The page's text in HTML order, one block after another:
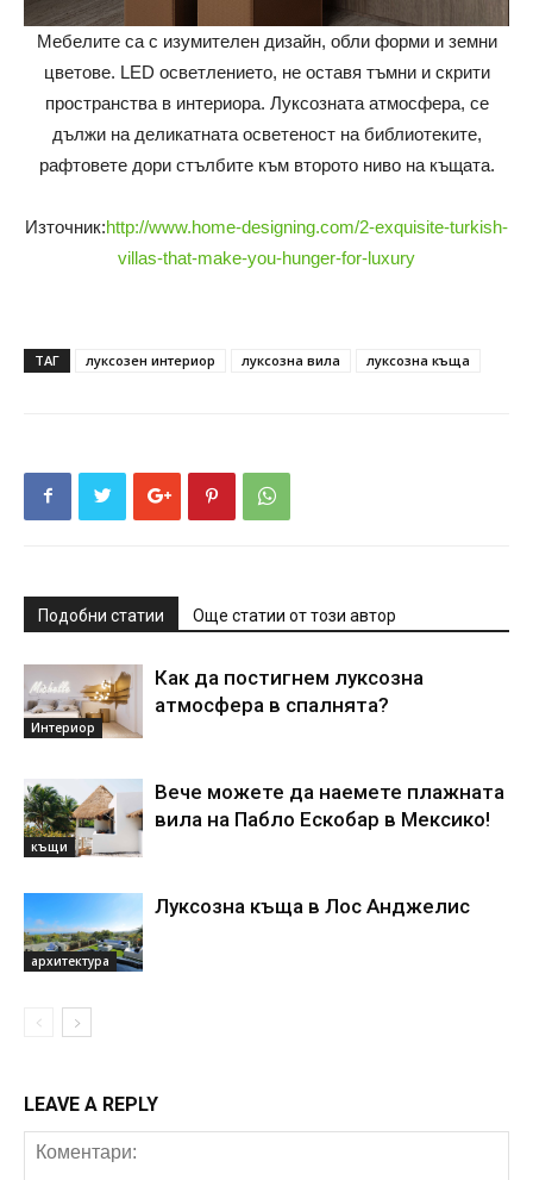
Мебелите са с изумителен дизайн, обли форми и земни
цветове. LED осветлението, не оставя тъмни и скрити
пространства в интериора. Луксозната атмосфера, се
дължи на деликатната осветеност на библиотеките,
рафтовете дори стълбите към второто ниво на къщата.
Източник:http://www.home-designing.com/2-exquisite-turkish-
villas-that-make-you-hunger-for-luxury
ТАГ луксозен интериор луксозна вила луксозна къща
Подобни статии Още статии от този автор
Интериор
Как да постигнем луксозна
атмосфера в спалнята?
къщи
Вече можете да наемете плажната
вила на Пабло Ескобар в Мексико!
архитектура
Луксозна къща в Лос Анджелис
LEAVE A REPLY